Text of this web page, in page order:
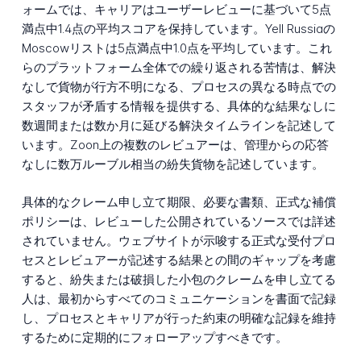
ォームでは、キャリアはユーザーレビューに基づいて5点
満点中1.4点の平均スコアを保持しています。Yell Russiaの
Moscowリストは5点満点中1.0点を平均しています。これ
らのプラットフォーム全体での繰り返される苦情は、解決
なしで貨物が行方不明になる、プロセスの異なる時点での
スタッフが矛盾する情報を提供する、具体的な結果なしに
数週間または数か月に延びる解決タイムラインを記述して
います。Zoon上の複数のレビュアーは、管理からの応答
なしに数万ルーブル相当の紛失貨物を記述しています。
具体的なクレーム申し立て期限、必要な書類、正式な補償
ポリシーは、レビューした公開されているソースでは詳述
されていません。ウェブサイトが示唆する正式な受付プロ
セスとレビュアーが記述する結果との間のギャップを考慮
すると、紛失または破損した小包のクレームを申し立てる
人は、最初からすべてのコミュニケーションを書面で記録
し、プロセスとキャリアが行った約束の明確な記録を維持
するために定期的にフォローアップすべきです。